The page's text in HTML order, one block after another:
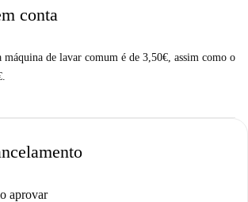
opções gastronômicas, como o restaurante
os mercados E-Center e Edeka Mader estão a
Explore a região e desfrute da atmosfera
conta
máquina de lavar comum é de 3,50€, assim como o
aprovar